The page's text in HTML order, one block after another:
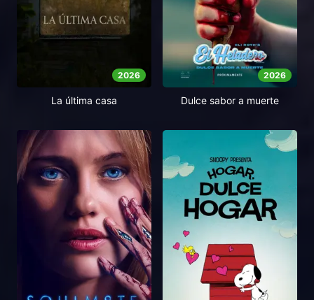
2026
La última casa
2026
Dulce sabor a muerte